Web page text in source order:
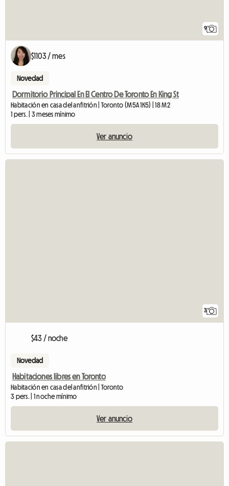
9
$1103 / mes
Novedad
Dormitorio Principal En El Centro De Toronto En King St
Habitación en casa del anfitrión | Toronto (M5A 1K5) | 18 M2
1 pers. | 3 meses mínimo
Ver anuncio
3
$43 / noche
Novedad
Habitaciones libres en Toronto
Habitación en casa del anfitrión | Toronto
3 pers. | 1 noche mínimo
Ver anuncio